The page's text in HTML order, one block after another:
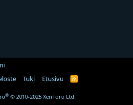
Tuki Etusivu
R
® © 2010-2025 XenForo Ltd.